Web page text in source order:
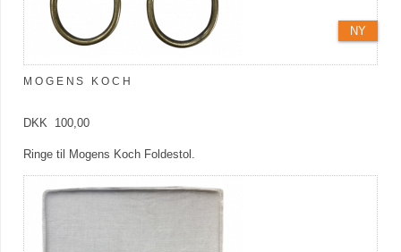
NY
MOGENS KOCH
DKK 100,00
Ringe til Mogens Koch Foldestol.